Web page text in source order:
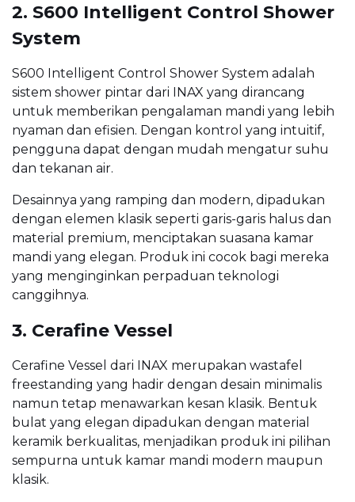
2. S600 Intelligent Control Shower
System
S600 Intelligent Control Shower System adalah
sistem shower pintar dari INAX yang dirancang
untuk memberikan pengalaman mandi yang lebih
nyaman dan efisien. Dengan kontrol yang intuitif,
pengguna dapat dengan mudah mengatur suhu
dan tekanan air.
Desainnya yang ramping dan modern, dipadukan
dengan elemen klasik seperti garis-garis halus dan
material premium, menciptakan suasana kamar
mandi yang elegan. Produk ini cocok bagi mereka
yang menginginkan perpaduan teknologi
canggihnya.
3. Cerafine Vessel
Cerafine Vessel dari INAX merupakan wastafel
freestanding yang hadir dengan desain minimalis
namun tetap menawarkan kesan klasik. Bentuk
bulat yang elegan dipadukan dengan material
keramik berkualitas, menjadikan produk ini pilihan
sempurna untuk kamar mandi modern maupun
klasik.